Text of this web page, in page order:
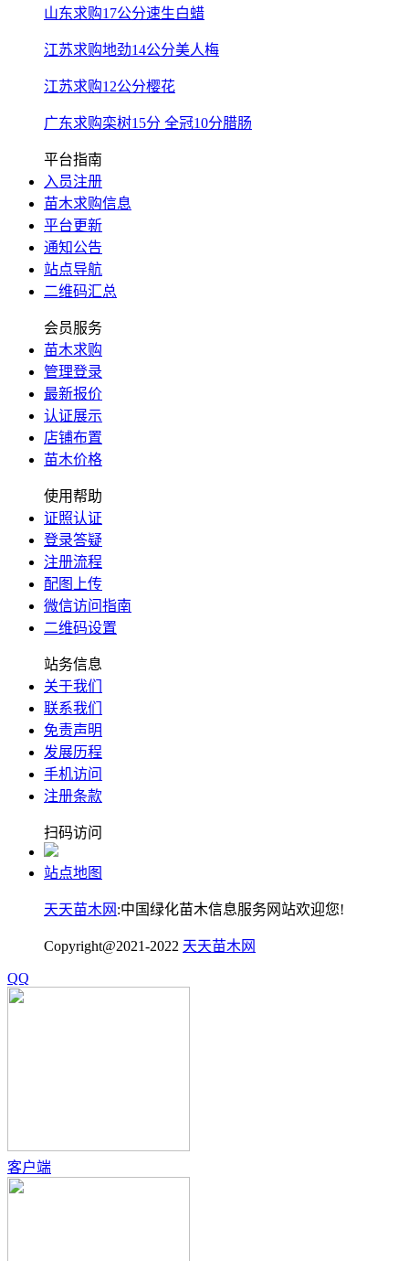
山东求购17公分速生白蜡
江苏求购地劲14公分美人梅
江苏求购12公分樱花
广东求购栾树15分 全冠10分腊肠
平台指南
入员注册
苗木求购信息
平台更新
通知公告
站点导航
二维码汇总
会员服务
苗木求购
管理登录
最新报价
认证展示
店铺布置
苗木价格
使用帮助
证照认证
登录答疑
注册流程
配图上传
微信访问指南
二维码设置
站务信息
关于我们
联系我们
免责声明
发展历程
手机访问
注册条款
扫码访问
站点地图
天天苗木网 :中国绿化苗木信息服务网站欢迎您!
Copyright@2021-2022 天天苗木网
QQ
客户端